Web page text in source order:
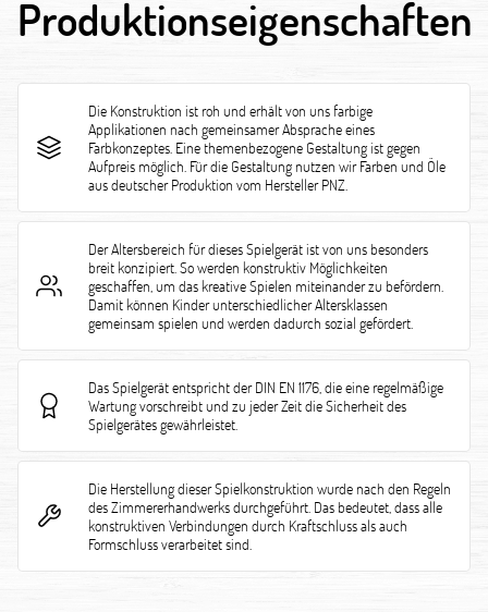
Produktionseigenschaften
Die Konstruktion ist roh und erhält von uns farbige
Applikationen nach gemeinsamer Absprache eines
Farbkonzeptes. Eine themenbezogene Gestaltung ist gegen
Aufpreis möglich. Für die Gestaltung nutzen wir Farben und Öle
aus deutscher Produktion vom Hersteller PNZ.
Der Altersbereich für dieses Spielgerät ist von uns besonders
breit konzipiert. So werden konstruktiv Möglichkeiten
geschaffen, um das kreative Spielen miteinander zu befördern.
Damit können Kinder unterschiedlicher Altersklassen
gemeinsam spielen und werden dadurch sozial gefördert.
Das Spielgerät entspricht der DIN EN 1176, die eine regelmäßige
Wartung vorschreibt und zu jeder Zeit die Sicherheit des
Spielgerätes gewährleistet.
Die Herstellung dieser Spielkonstruktion wurde nach den Regeln
des Zimmererhandwerks durchgeführt. Das bedeutet, dass alle
konstruktiven Verbindungen durch Kraftschluss als auch
Formschluss verarbeitet sind.